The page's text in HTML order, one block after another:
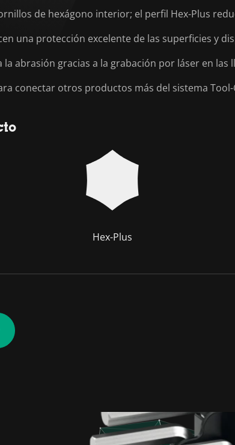
de hexágono interior; el perfil Hex-Plus
una protección excelente de las superficies y
abrasión gracias a la grabación por láser en las
conectar otros productos más del sistema
Hex-Plus